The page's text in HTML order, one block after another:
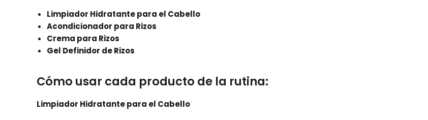
Limpiador Hidratante para el Cabello
Acondicionador para Rizos
Crema para Rizos
Gel Definidor de Rizos
Cómo usar cada producto de la rutina:
Limpiador Hidratante para el Cabello